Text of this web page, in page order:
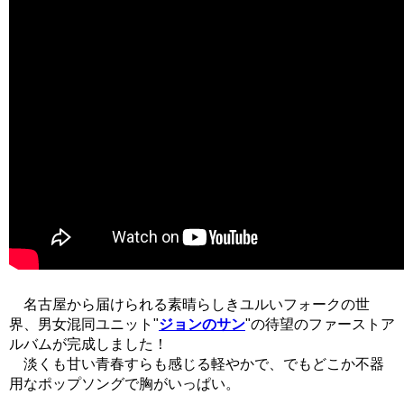
名古屋から届けられる素晴らしきユルいフォークの世
界、男女混同ユニット"ジョンのサン"の待望のファーストア
ルバムが完成しました！
淡くも甘い青春すらも感じる軽やかで、でもどこか不器
用なポップソングで胸がいっぱい。